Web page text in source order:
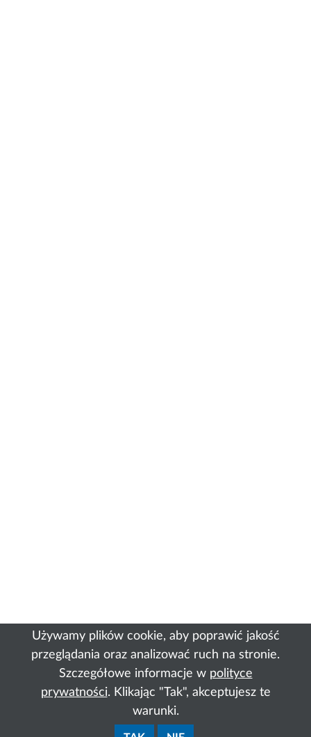
Używamy plików cookie, aby poprawić jakość
przeglądania oraz analizować ruch na stronie.
Szczegółowe informacje w polityce
prywatności. Klikając "Tak", akceptujesz te
warunki.